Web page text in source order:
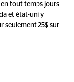
tout temps jours
et état-uni y
seulement 25$ sur